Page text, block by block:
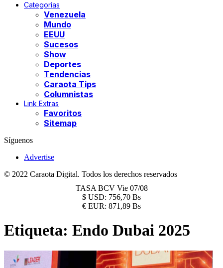
Categorías
Venezuela
Mundo
EEUU
Sucesos
Show
Deportes
Tendencias
Caraota Tips
Columnistas
Link Extras
Favoritos
Sitemap
Síguenos
Advertise
© 2022 Caraota Digital. Todos los derechos reservados
TASA BCV Vie 07/08
$ USD: 756,70 Bs
€ EUR: 871,89 Bs
Etiqueta: Endo Dubai 2025